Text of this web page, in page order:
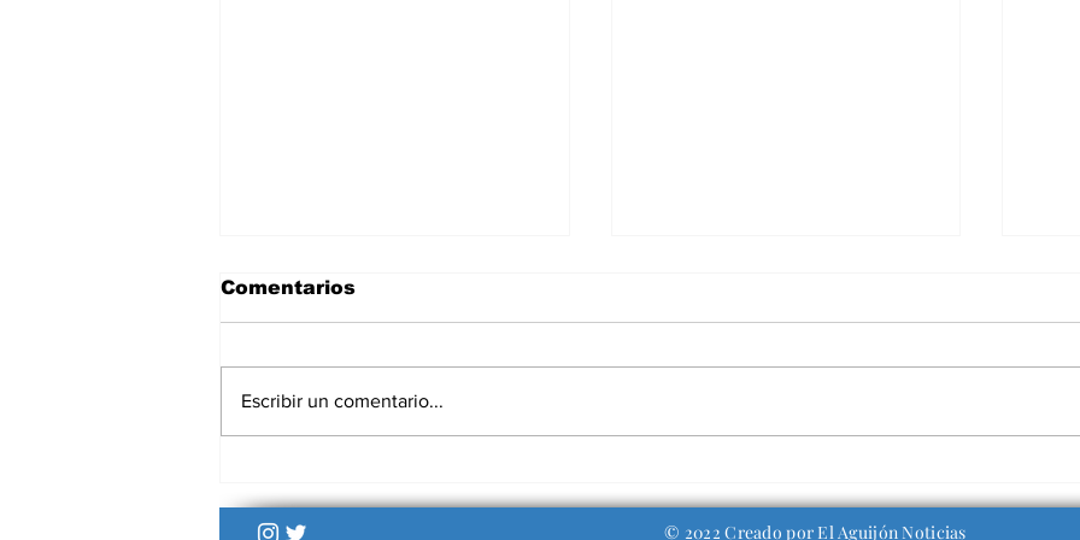
mete ruido en una AFA
que maneja cada día
reelección y asegura
Comentarios
Escribir un comentario...
© 2022 Creado por El Aguijón Noticias